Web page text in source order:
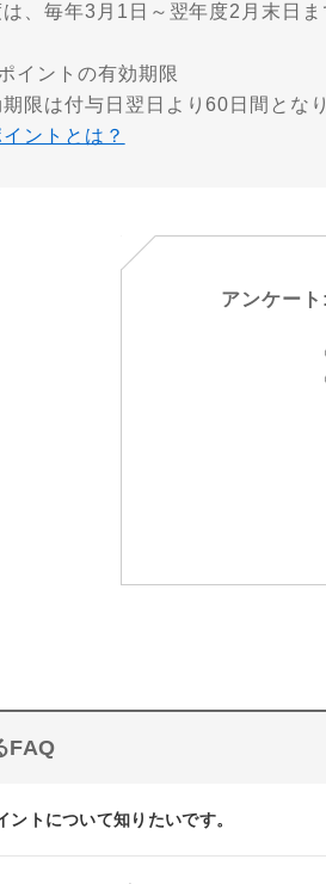
、毎年3月1日～翌年度2月末日ま
イントの有効期限
期限は付与日翌日より60日間とな
ントとは？
アンケー
FAQ
ントについて知りたいです。